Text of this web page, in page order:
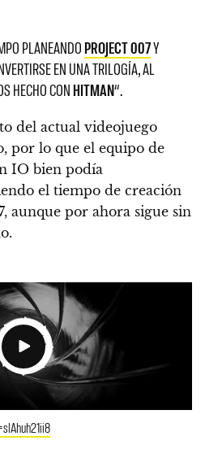
PLANEANDO PROJECT 007Y
EN UNA TRILOGÍA, AL
HECHO CON HITMAN“.
del actual videojuego
por lo que el equipo de
IO bien podía
el tiempo de creación
aunque por ahora sigue sin